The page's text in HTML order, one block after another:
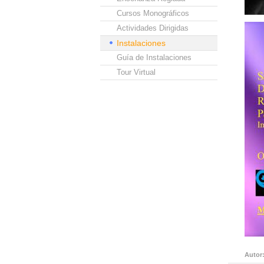
Cursos Monográficos
Actividades Dirigidas
Instalaciones
Guía de Instalaciones
Tour Virtual
Autor: